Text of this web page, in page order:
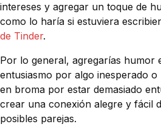
intereses y agregar un toque de
como lo haría si estuviera
de Tinder.
Por lo general, agregarías humor
entusiasmo por algo inesperado
en broma por estar demasiado
crear una conexión alegre y fácil
posibles parejas.